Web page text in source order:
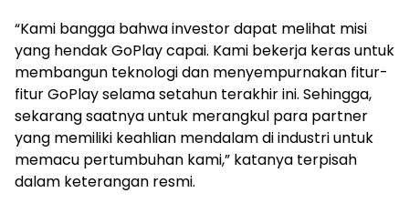
“Kami bangga bahwa investor dapat melihat misi
yang hendak GoPlay capai. Kami bekerja keras untuk
membangun teknologi dan menyempurnakan fitur-
fitur GoPlay selama setahun terakhir ini. Sehingga,
sekarang saatnya untuk merangkul para partner
yang memiliki keahlian mendalam di industri untuk
memacu pertumbuhan kami,” katanya terpisah
dalam keterangan resmi.